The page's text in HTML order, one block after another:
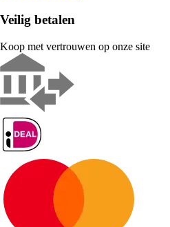
Veilig betalen
Koop met vertrouwen op onze site